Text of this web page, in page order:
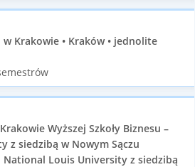
Krakowie • Kraków • jednolite
Wyższej Szkoły Biznesu –
z siedzibą w Nowym Sączu
National Louis University z siedzibą